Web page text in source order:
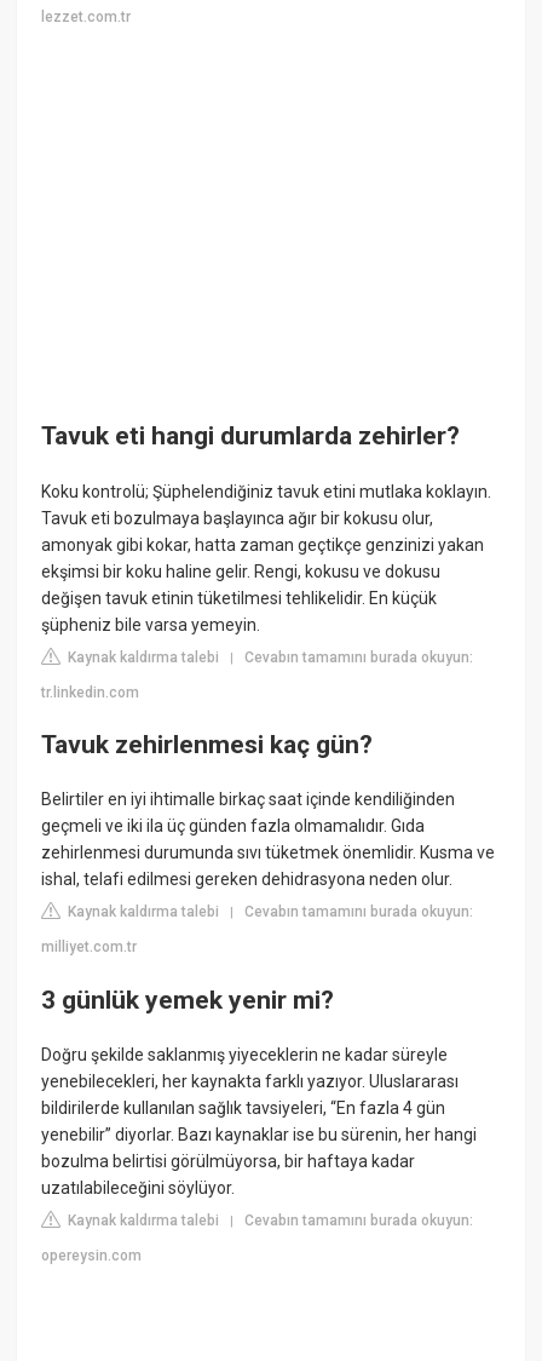
lezzet.com.tr
Tavuk eti hangi durumlarda zehirler?
Koku kontrolü; Şüphelendiğiniz tavuk etini mutlaka koklayın.
Tavuk eti bozulmaya başlayınca ağır bir kokusu olur,
amonyak gibi kokar, hatta zaman geçtikçe genzinizi yakan
ekşimsi bir koku haline gelir. Rengi, kokusu ve dokusu
değişen tavuk etinin tüketilmesi tehlikelidir. En küçük
şüpheniz bile varsa yemeyin.
Kaynak kaldırma talebi |Cevabın tamamını burada okuyun:
tr.linkedin.com
Tavuk zehirlenmesi kaç gün?
Belirtiler en iyi ihtimalle birkaç saat içinde kendiliğinden
geçmeli ve iki ila üç günden fazla olmamalıdır. Gıda
zehirlenmesi durumunda sıvı tüketmek önemlidir. Kusma ve
ishal, telafi edilmesi gereken dehidrasyona neden olur.
Kaynak kaldırma talebi |Cevabın tamamını burada okuyun:
milliyet.com.tr
3 günlük yemek yenir mi?
Doğru şekilde saklanmış yiyeceklerin ne kadar süreyle
yenebilecekleri, her kaynakta farklı yazıyor. Uluslararası
bildirilerde kullanılan sağlık tavsiyeleri, “En fazla 4 gün
yenebilir” diyorlar. Bazı kaynaklar ise bu sürenin, her hangi
bozulma belirtisi görülmüyorsa, bir haftaya kadar
uzatılabileceğini söylüyor.
Kaynak kaldırma talebi |Cevabın tamamını burada okuyun:
opereysin.com